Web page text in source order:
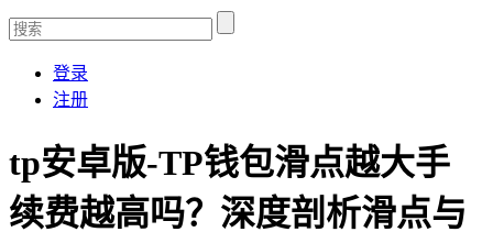
登录
注册
tp安卓版-TP钱包滑点越大手
续费越高吗？深度剖析滑点与